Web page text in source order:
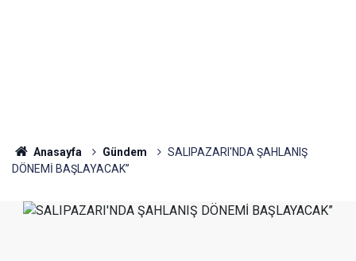
Anasayfa Gündem
SALIPAZARI'NDA ŞAHLANIŞ
DÖNEMİ BAŞLAYACAK”